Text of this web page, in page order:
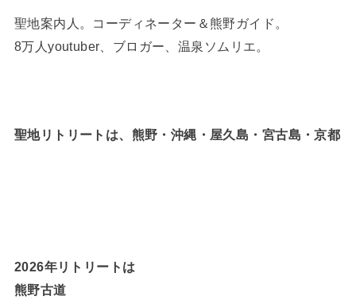
聖地案内人。コーディネーター＆熊野ガイド。
8万人youtuber、ブロガー、温泉ソムリエ。
聖地リトリートは、熊野・沖縄・屋久島・宮古島・京都
2026年リトリートは
熊野古道